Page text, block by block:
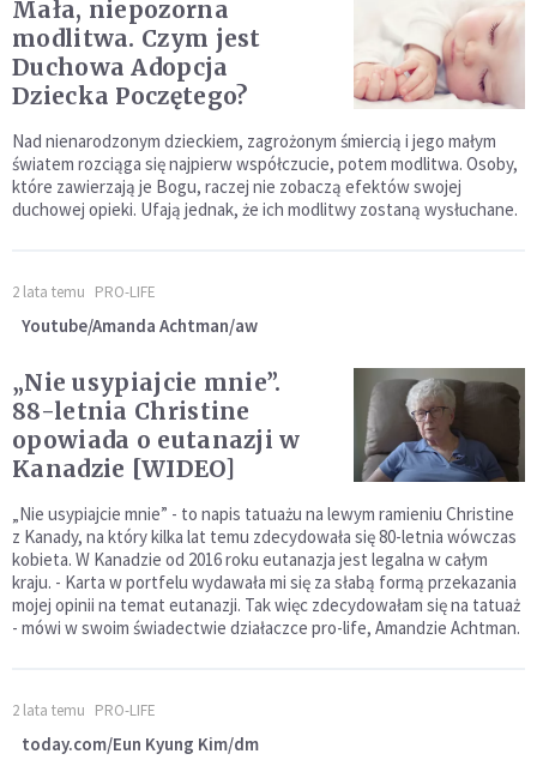
Mała, niepozorna
modlitwa. Czym jest
Duchowa Adopcja
Dziecka Poczętego?
Nad nienarodzonym dzieckiem, zagrożonym śmiercią i jego małym
światem rozciąga się najpierw współczucie, potem modlitwa. Osoby,
które zawierzają je Bogu, raczej nie zobaczą efektów swojej
duchowej opieki. Ufają jednak, że ich modlitwy zostaną wysłuchane.
2 lata temu PRO-LIFE
Youtube/Amanda Achtman/aw
„Nie usypiajcie mnie”.
88-letnia Christine
opowiada o eutanazji w
Kanadzie [WIDEO]
„Nie usypiajcie mnie” - to napis tatuażu na lewym ramieniu Christine
z Kanady, na który kilka lat temu zdecydowała się 80-letnia wówczas
kobieta. W Kanadzie od 2016 roku eutanazja jest legalna w całym
kraju. - Karta w portfelu wydawała mi się za słabą formą przekazania
mojej opinii na temat eutanazji. Tak więc zdecydowałam się na tatuaż
- mówi w swoim świadectwie działaczce pro-life, Amandzie Achtman.
2 lata temu PRO-LIFE
today.com/Eun Kyung Kim/dm